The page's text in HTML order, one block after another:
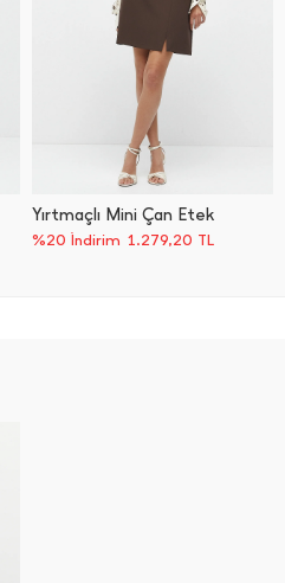
Yırtmaçlı Mini Çan Etek
%20 İndirim 1.279,20 TL